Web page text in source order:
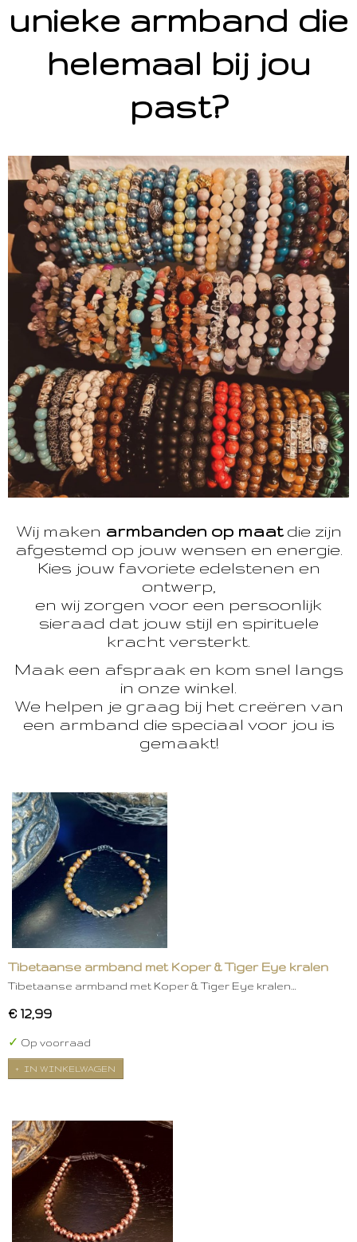
unieke armband die
helemaal bij jou
past?
Wij maken armbanden op maatdie zijn
afgestemd op jouw wensen en energie.
Kies jouw favoriete edelstenen en
ontwerp,
en wij zorgen voor een persoonlijk
sieraad dat jouw stijl en spirituele
kracht versterkt.
Maak een afspraak en kom snel langs
in onze winkel.
We helpen je graag bij het creëren van
een armband die speciaal voor jou is
gemaakt!
Tibetaanse armband met Koper & Tiger Eye kralen
Tibetaanse armband met Koper & Tiger Eye kralen…
€ 12,99
✓ Op voorraad
IN WINKELWAGEN